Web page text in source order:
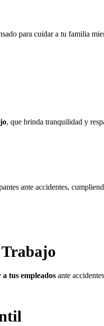
para cuidar a tu familia
, que brinda tranquilidad y
ante accidentes,
tus empleados ante